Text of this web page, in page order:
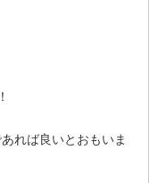
れば良いとおもいま